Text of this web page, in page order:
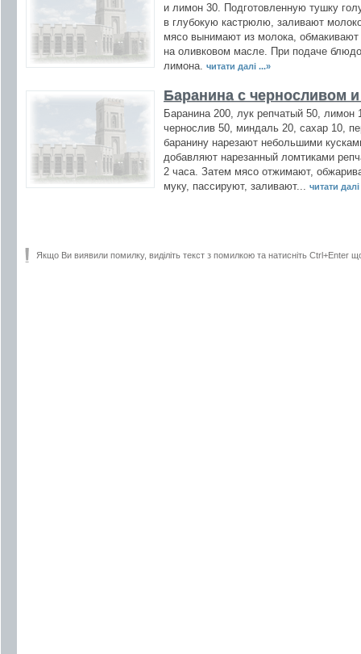
и лимон 30. Подготовленную тушку
в глубокую кастрюлю, заливают
мясо вынимают из молока,
на оливковом масле. При подаче
лимона.
читати далі ...»
Баранина с черносливом
Баранина 200, лук репчатый 50,
чернослив 50, миндаль 20, сахар 10,
баранину нарезают небольшими
добавляют нарезанный ломтиками
2 часа. Затем мясо отжимают,
муку, пассируют, заливают...
читати
Якщо Ви виявили помилку, виділіть текст з помилкою та натисніть Ctrl+Enter